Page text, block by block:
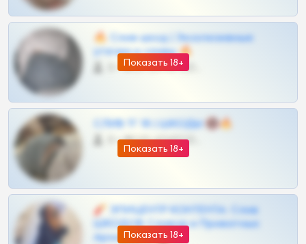
Показать 18+
🔥 Слив шкод | Эксклюзивные
утечки и сливы 🔥
0 •
Показать 18+
СЛИВ ТГ 18 | ШКОДЫ 🔞🔥
0 •
Показать 18+
🧨 ЭПИЦЕНТР КОНТЕНТА: Слив
ШКОДОВ Сливов и Приватных
Архивов ТГ 🔞💎